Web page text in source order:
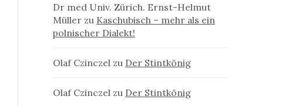
Dr med Univ. Zürich. Ernst-Helmut
Müller zu Kaschubisch – mehr als ein
polnischer Dialekt!
Olaf Czinczel zu Der Stintkönig
Olaf Czinczel zu Der Stintkönig